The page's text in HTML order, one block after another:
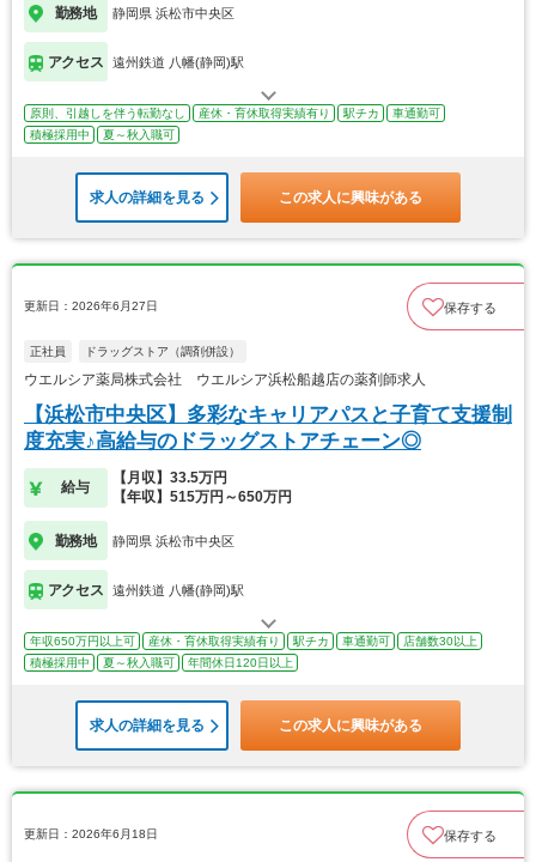
勤務地 静岡県 浜松市中央区
アクセス 遠州鉄道 八幡(静岡)駅
原則、引越しを伴う転勤なし 産休・育休取得実績有り 駅チカ
車通勤可
積極採用中
夏～秋入職可
求人の詳細を見る この求人に興味がある
更新日：2026年6月27日 保存する
正社員 ドラッグストア（調剤併設）
ウエルシア薬局株式会社 ウエルシア浜松船越店の薬剤師求人
【浜松市中央区】多彩なキャリアパスと子育て支援制
度充実♪高給与のドラッグストアチェーン◎
給与
【月収】33.5万円
【年収】515万円～650万円
勤務地 静岡県 浜松市中央区
アクセス 遠州鉄道 八幡(静岡)駅
年収650万円以上可 産休・育休取得実績有り 駅チカ 車通勤可
店舗数30以上
積極採用中
夏～秋入職可 年間休日120日以上
求人の詳細を見る この求人に興味がある
更新日：2026年6月18日 保存する